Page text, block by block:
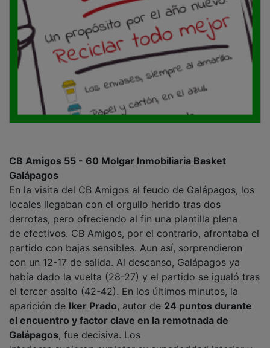
Galápagos
En la visita del CB Amigos al feudo de Galápagos, los
locales llegaban con el orgullo herido tras dos
derrotas, pero ofreciendo al fin una plantilla plena
de efectivos. CB Amigos, por el contrario, afrontaba el
partido con bajas sensibles. Aun así, sorprendieron
con un 12-17 de salida. Al descanso, Galápagos ya
había dado la vuelta (28-27) y el partido se igualó tras
el tercer asalto (42-42). En los últimos minutos, la
aparición deIker Prado, autor de24 puntos durante
el encuentro y factor clave en la remotnada de
Galápagos, fue decisiva. Los
interiores supieron explotar su superioridad interior y